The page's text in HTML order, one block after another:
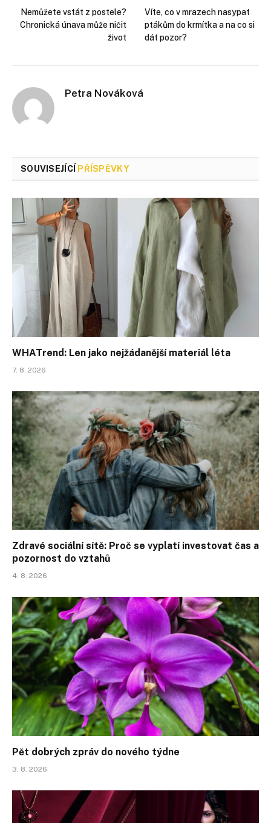
Nemůžete vstát z postele?
Chronická únava může ničit
život
Víte, co v mrazech nasypat
ptákům do krmítka a na co si
dát pozor?
Petra Nováková
SOUVISEJÍCÍ PŘÍSPĚVKY
WHATrend: Len jako nejžádanější materiál léta
7. 8. 2026
Zdravé sociální sítě: Proč se vyplatí investovat čas a
pozornost do vztahů
4. 8. 2026
Pět dobrých zpráv do nového týdne
3. 8. 2026